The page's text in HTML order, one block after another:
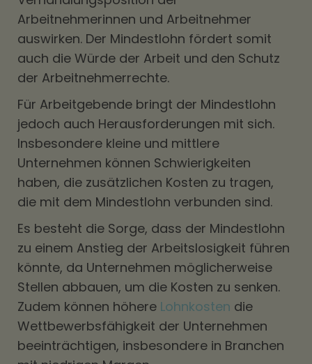
Arbeitnehmerinnen und Arbeitnehmer
auswirken. Der Mindestlohn fördert somit
auch die Würde der Arbeit und den Schutz
der Arbeitnehmerrechte.
Für Arbeitgebende bringt der Mindestlohn
jedoch auch Herausforderungen mit sich.
Insbesondere kleine und mittlere
Unternehmen können Schwierigkeiten
haben, die zusätzlichen Kosten zu tragen,
die mit dem Mindestlohn verbunden sind.
Es besteht die Sorge, dass der Mindestlohn
zu einem Anstieg der Arbeitslosigkeit führen
könnte, da Unternehmen möglicherweise
Stellen abbauen, um die Kosten zu senken.
Zudem können höhere Lohnkosten die
Wettbewerbsfähigkeit der Unternehmen
beeinträchtigen, insbesondere in Branchen